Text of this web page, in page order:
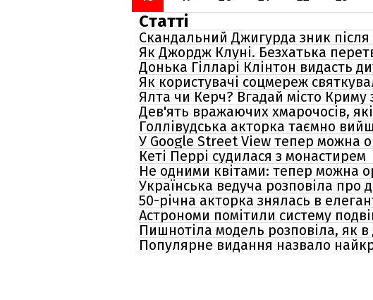
Статті
Скандальний Джигурда зник
Як Джордж Клуні. Безхатька
Донька Гілларі Клінтон видасть
Як користувачі соцмереж
Ялта чи Керч? Вгадай місто
Дев'ять вражаючих хмарочосів,
Голлівудська акторка таємно
У Google Street View тепер можна
Кеті Перрі судилася з монастирем
Не одними квітами: тепер можна
Українська ведуча розповіла про
50-річна акторка знялась в
Астрономи помітили систему
Пишнотіла модель розповіла, як
Популярне видання назвало